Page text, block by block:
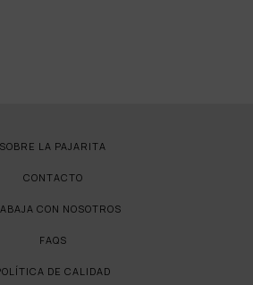
SOBRE LA PAJARITA
CONTACTO
CON NOSOTROS
FAQS
DE CALIDAD